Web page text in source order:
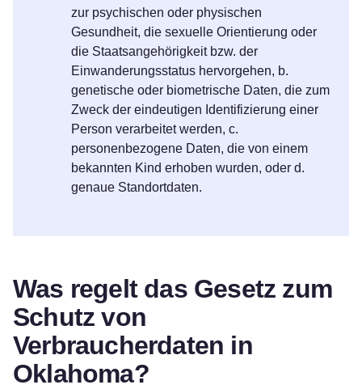
zur psychischen oder physischen
Gesundheit, die sexuelle Orientierung oder
die Staatsangehörigkeit bzw. der
Einwanderungsstatus hervorgehen, b.
genetische oder biometrische Daten, die zum
Zweck der eindeutigen Identifizierung einer
Person verarbeitet werden, c.
personenbezogene Daten, die von einem
bekannten Kind erhoben wurden, oder d.
genaue Standortdaten.
Was regelt das Gesetz zum
Schutz von
Verbraucherdaten in
Oklahoma?